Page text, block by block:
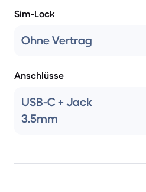
Sim-Lock
Ohne Vertrag
Anschlüsse
USB-C + Jack
3.5mm